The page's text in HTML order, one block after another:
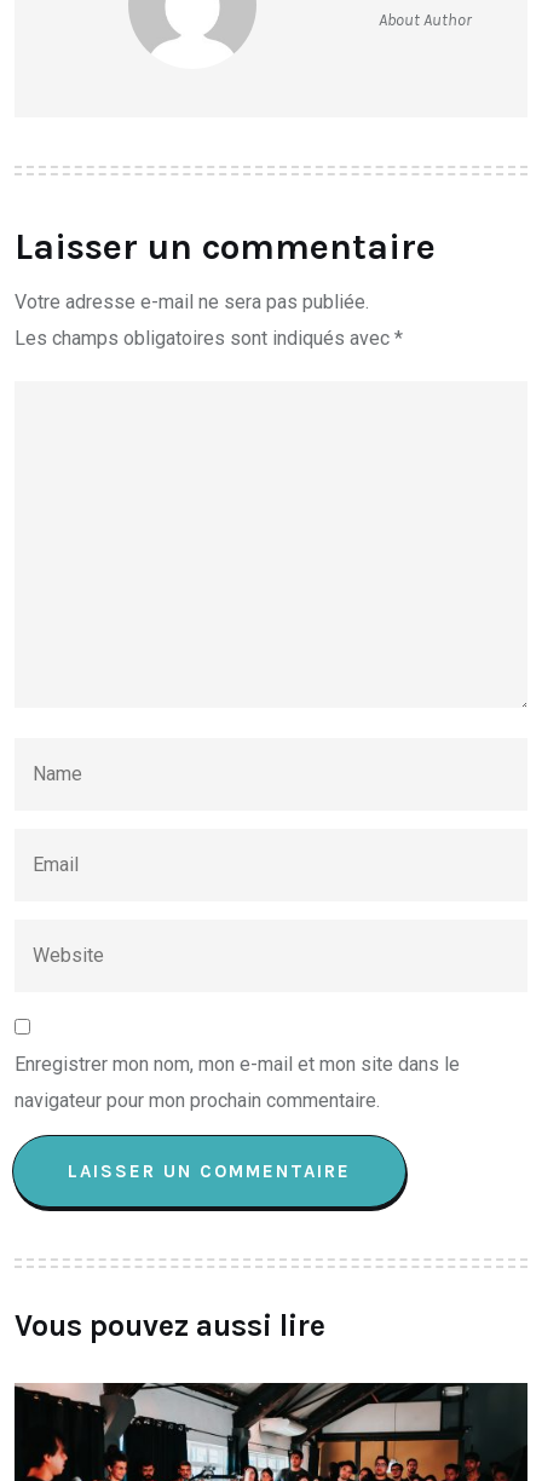
About Author
Laisser un commentaire
Votre adresse e-mail ne sera pas publiée.
Les champs obligatoires sont indiqués avec *
Enregistrer mon nom, mon e-mail et mon site dans le
navigateur pour mon prochain commentaire.
Vous pouvez aussi lire